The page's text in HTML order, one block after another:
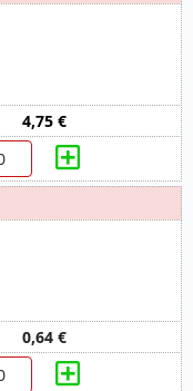
4,75 €
0,64 €